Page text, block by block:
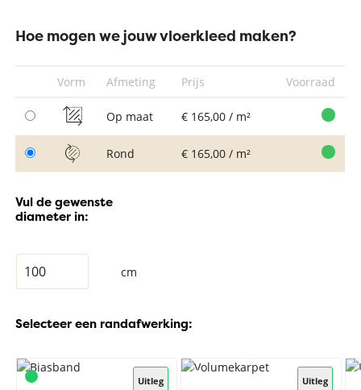
Hoe mogen we jouw vloerkleed maken?
Vorm Afmeting Prijs Voorraad
Op maat € 165,00 / m²
Rond € 165,00 / m²
Vul de gewenste
diameter in:
cm
Selecteer een randafwerking:
Uitleg Uitleg